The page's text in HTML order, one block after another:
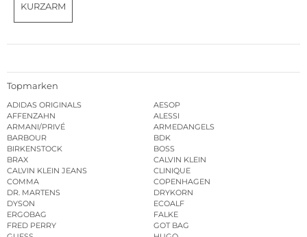
KURZARM
Topmarken
ADIDAS ORIGINALS
AESOP
AFFENZAHN
ALESSI
ARMANI/PRIVÉ
ARMEDANGELS
BARBOUR
BDK
BIRKENSTOCK
BOSS
BRAX
CALVIN KLEIN
CALVIN KLEIN JEANS
CLINIQUE
COMMA
COPENHAGEN
DR. MARTENS
DRYKORN
DYSON
ECOALF
ERGOBAG
FALKE
FRED PERRY
GOT BAG